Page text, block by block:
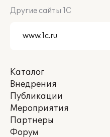
Другие сайты 1С
Каталог
Внедрения
Публикации
Мероприятия
Партнеры
Форум